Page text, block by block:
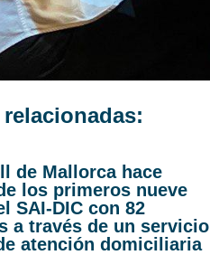
de Mallorca hace
los primeros nueve
SAI-DIC con 82
a través de un servicio
atención domiciliaria